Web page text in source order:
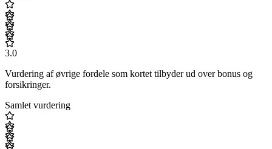
3.0
Vurdering af øvrige fordele som kortet tilbyder ud over bonus og
forsikringer.
Samlet vurdering